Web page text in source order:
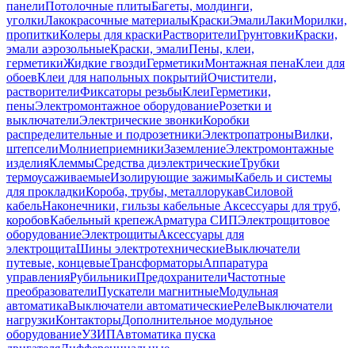
панелиПотолочные плитыБагеты, молдинги,
уголкиЛакокрасочные материалыКраскиЭмалиЛакиМорилки,
пропиткиКолеры для краскиРастворителиГрунтовкиКраски,
эмали аэрозольныеКраски, эмалиПены, клеи,
герметикиЖидкие гвоздиГерметикиМонтажная пенаКлеи для
обоевКлеи для напольных покрытийОчистители,
растворителиФиксаторы резьбыКлеиГерметики,
пеныЭлектромонтажное оборудованиеРозетки и
выключателиЭлектрические звонкиКоробки
распределительные и подрозетникиЭлектропатроныВилки,
штепселиМолниеприемникиЗаземлениеЭлектромонтажные
изделияКлеммыСредства диэлектрическиеТрубки
термоусаживаемыеИзолирующие зажимыКабель и системы
для прокладкиКороба, трубы, металлорукавСиловой
кабельНаконечники, гильзы кабельные Аксессуары для труб,
коробовКабельный крепежАрматура СИПЭлектрощитовое
оборудованиеЭлектрощитыАксессуары для
электрощитаШины электротехническиеВыключатели
путевые, концевыеТрансформаторыАппаратура
управленияРубильникиПредохранителиЧастотные
преобразователиПускатели магнитныеМодульная
автоматикаВыключатели автоматическиеРелеВыключатели
нагрузкиКонтакторыДополнительное модульное
оборудованиеУЗИПАвтоматика пуска